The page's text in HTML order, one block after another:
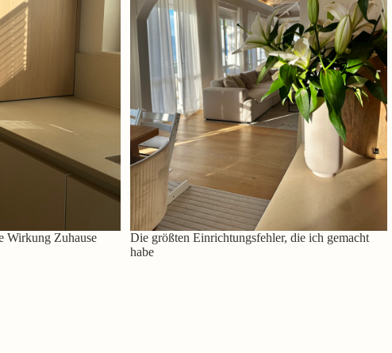
Wirkung Zuhause
Die größten Einrichtungsfehler, die ich gemacht
habe